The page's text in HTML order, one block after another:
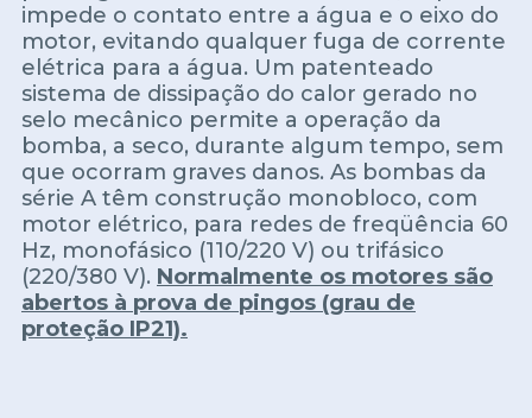
impede o contato entre a água e o eixo do
motor, evitando qualquer fuga de corrente
elétrica para a água. Um patenteado
sistema de dissipação do calor gerado no
selo mecânico permite a operação da
bomba, a seco, durante algum tempo, sem
que ocorram graves danos. As bombas da
série A têm construção monobloco, com
motor elétrico, para redes de freqüência 60
Hz, monofásico (110/220 V) ou trifásico
(220/380 V). Normalmente os motores são
abertos à prova de pingos (grau de
proteção IP21).